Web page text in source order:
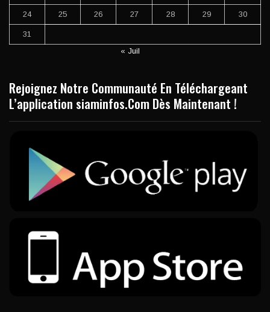
24 25 26 27 28 29 30
31
« Juil
Rejoignez Notre Communauté En Téléchargeant
L’application siaminfos.Com Dès Maintenant !